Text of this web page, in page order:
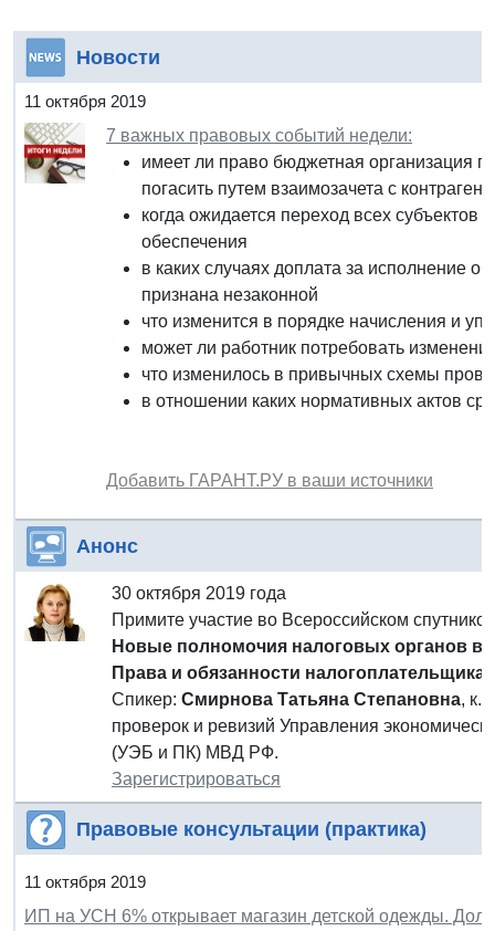
Новости
11 октября 2019
7 важных правовых событий недели:
имеет ли право бюджетная организация
погасить путем взаимозачета с
когда ожидается переход всех
обеспечения
в каких случаях доплата за исполнение
признана незаконной
что изменится в порядке начисления и
может ли работник потребовать
что изменилось в привычных схемы
в отношении каких нормативных актов
Добавить ГАРАНТ.РУ в ваши источники
Анонс
30 октября 2019 года
Примите участие во Всероссийском
Новые полномочия налоговых органов в
Права и обязанности налогоплательщика"
Спикер: Смирнова Татьяна Степановна, к.
проверок и ревизий Управления
(УЭБ и ПК) МВД РФ.
Зарегистрироваться
Правовые консультации (практика)
11 октября 2019
ИП на УСН 6% открывает магазин детской одежды.